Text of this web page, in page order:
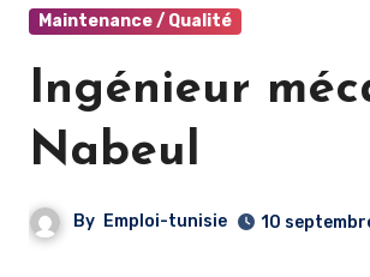
Maintenance / Qualité
Ingénieur
Nabeul
By Emploi-tunisie 10